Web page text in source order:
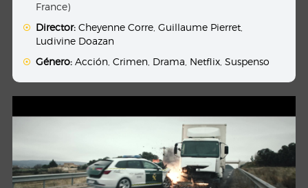
France)
Director: Cheyenne Corre ,Guillaume Pierret
Ludivine Doazan
Género: Acción ,Crimen Drama Netflix ,Suspenso